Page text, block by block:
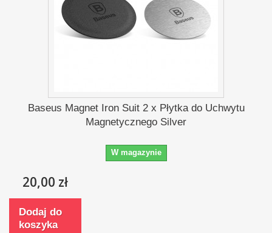
Baseus Magnet Iron Suit 2 x Płytka do Uchwytu
Magnetycznego Silver
W magazynie
20,00 zł
Dodaj do
koszyka